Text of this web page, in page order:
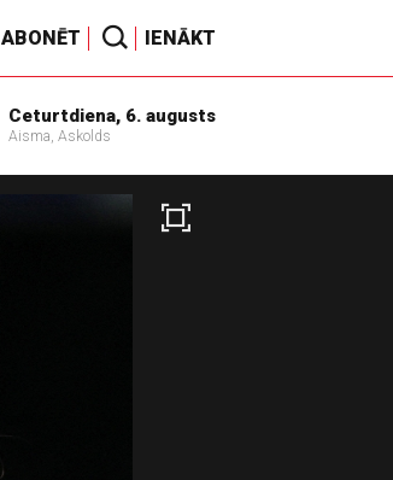
ABONĒT IENĀKT
Ceturtdiena, 6. augusts
Aisma, Askolds